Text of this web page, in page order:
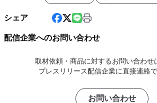
シェア
配信企業へのお問い合わせ
取材依頼・商品に対するお問い合わせ
プレスリリース配信企業に直接連絡で
お問い合わせ